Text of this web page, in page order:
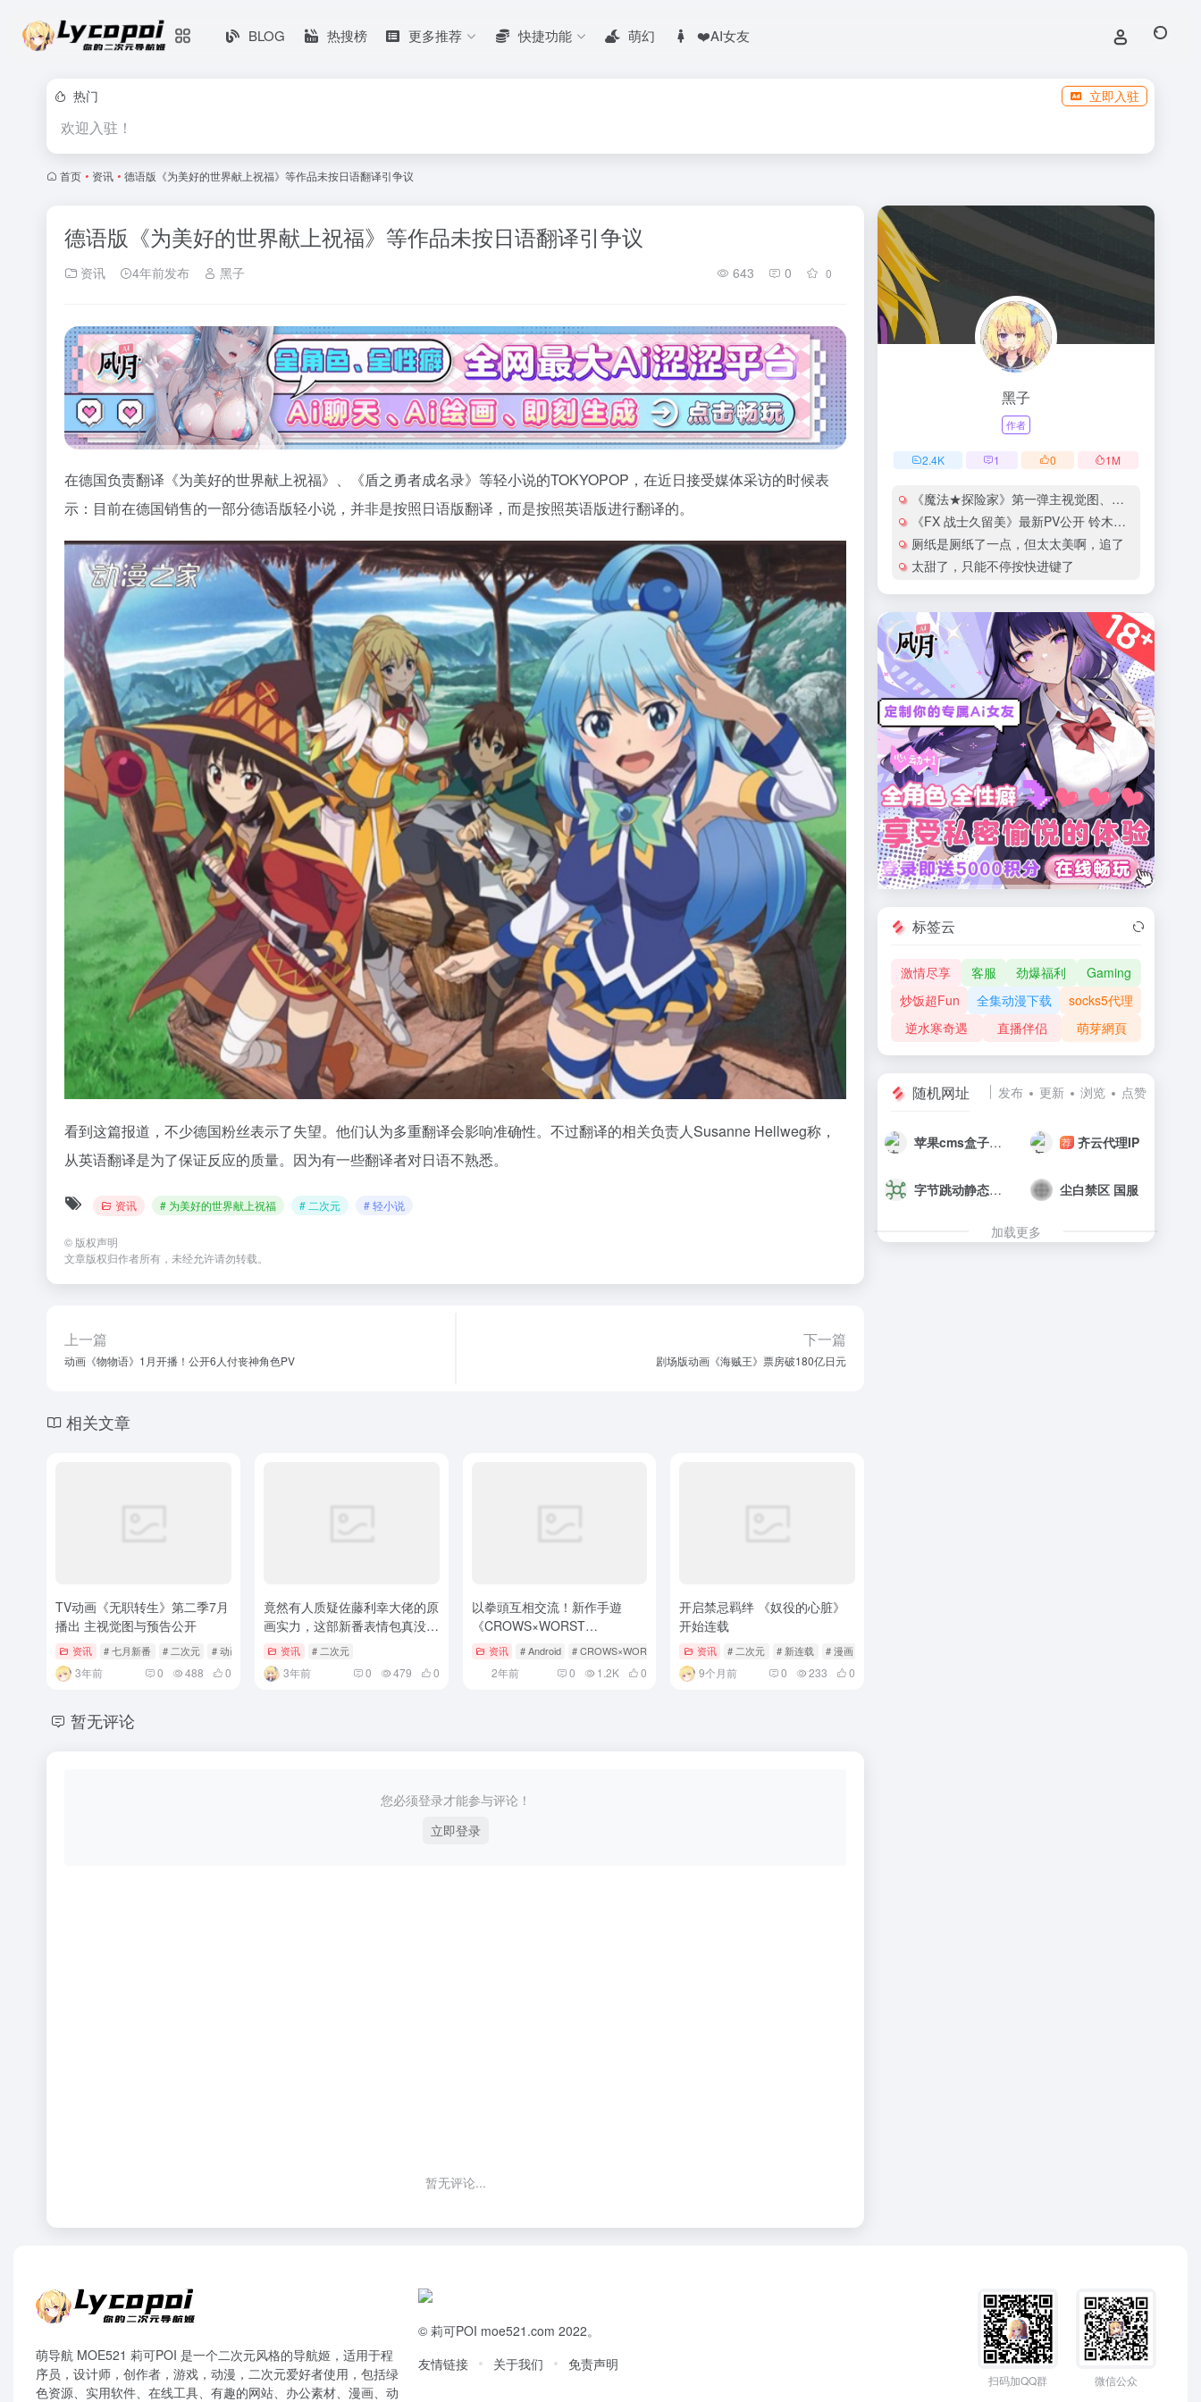
BLOG 热搜榜 更多推荐 快捷功能 萌幻 ❤️AI女友
热门 立即入驻
欢迎入驻！
首页 • 资讯 • 德语版《为美好的世界献上祝福》等作品未按日语翻译引争议
德语版《为美好的世界献上祝福》等作品未按日语翻译引争议
资讯 4年前发布 黑子 643 0 0
在德国负责翻译《为美好的世界献上祝福》、《盾之勇者成名录》等轻小说的TOKYOPOP，在近日接受媒体采访的时候表
示：目前在德国销售的一部分德语版轻小说，并非是按照日语版翻译，而是按照英语版进行翻译的。
看到这篇报道，不少德国粉丝表示了失望。他们认为多重翻译会影响准确性。不过翻译的相关负责人Susanne Hellweg称，
从英语翻译是为了保证反应的质量。因为有一些翻译者对日语不熟悉。
资讯 # 为美好的世界献上祝福 # 二次元 # 轻小说
© 版权声明
文章版权归作者所有，未经允许请勿转载。
上一篇
动画《物物语》1月开播！公开6人付丧神角色PV
下一篇
剧场版动画《海贼王》票房破180亿日元
相关文章
TV动画《无职转生》第二季7月
播出 主视觉图与预告公开
资讯 # 七月新番 # 二次元 # 动画情报
3年前 0 488 0
竟然有人质疑佐藤利幸大佬的原
画实力，这部新番表情包真没崩
坏 资讯 # 二次元
3年前 0 479 0
以拳頭互相交流！新作手遊
《CROWS×WORST
UNLIMITED》宣布將於2024年
资讯 # Android # CROWS×WORST # CROWS×WORST UNLIMITED
2年前 0 1.2K 0
开启禁忌羁绊 《奴役的心脏》
开始连载
资讯 # 二次元 # 新连载 # 漫画
9个月前 0 233 0
暂无评论
您必须登录才能参与评论！
立即登录
暂无评论...
黑子
作者
2.4K 1 0 1M
《魔法★探险家》第一弹主视觉图、正式PV公开
《FX 战士久留美》最新PV公开 铃木爱奈献唱片尾曲
厕纸是厕纸了一点，但太太美啊，追了
太甜了，只能不停按快进键了
标签云
激情尽享 客服 劲爆福利
Gaming
炒饭超Fun
全集动漫下载
socks5代理
逆水寒奇遇
直播伴侣 萌芽網頁
随机网址 发布 更新 浏览 点赞
苹果cms盒子[非官方] 荐 齐云代理IP
字节跳动静态资源公共库 尘白禁区 国服
加载更多
萌导航 MOE521 莉可POI 是一个二次元风格的导航姬，适用于程
序员，设计师，创作者，游戏，动漫，二次元爱好者使用，包括绿
色资源、实用软件、在线工具、有趣的网站、办公素材、漫画、动
© 莉可POI moe521.com 2022。
友情链接
关于我们 免责声明
扫码加QQ群 微信公众